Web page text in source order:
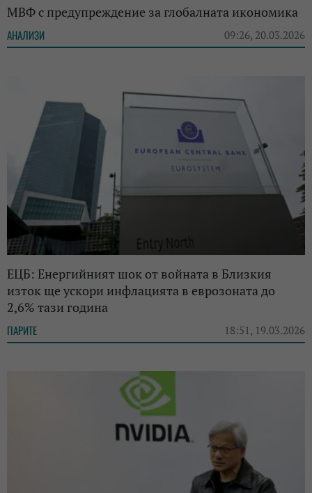
МВФ с предупреждение за глобалната икономика
АНАЛИЗИ 09:26, 20.03.2026
ЕЦБ: Енергийният шок от войната в Близкия
изток ще ускори инфлацията в еврозоната до
2,6% тази година
ПАРИТЕ 18:51, 19.03.2026